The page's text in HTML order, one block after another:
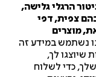
גלישה,
דפי
במידע זה
לך,
לשלוח